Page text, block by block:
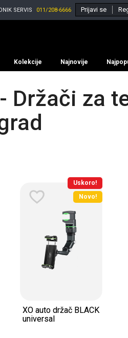
SERVIS 011/208-6666 Prijavi se
Kolekcije Najnovije
Držači za
Uskoro!
Novo!
XO auto držač BLACK
universal